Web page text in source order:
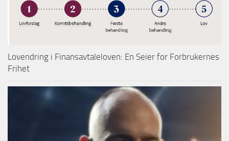
Lovendring i Finansavtaleloven: En Seier for Forbrukernes
Frihet